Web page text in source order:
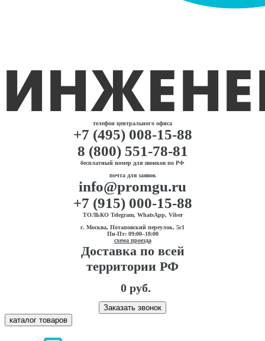
телефон центрального офиса
+7 (495) 008-15-88
8 (800) 551-78-81
бесплатный номер для звонков по РФ
почта для заявок
info@promgu.ru
+7 (915) 000-15-88
ТОЛЬКО Telegram, WhatsApp, Viber
г. Москва, Потаповский переулок, 5с1
Пн-Пт: 09:00–18:00
схема проезда
Доставка по всей
территории РФ
0 руб.
Заказать звонок
каталог товаров